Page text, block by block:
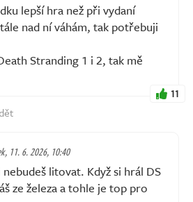
lepší hra než při vydaní
nad ní váhám, tak potřebuji
Stranding 1 i 2, tak mě
11
11. 6. 2026, 10:40
litovat. Když si hrál DS
ze železa a tohle je top pro